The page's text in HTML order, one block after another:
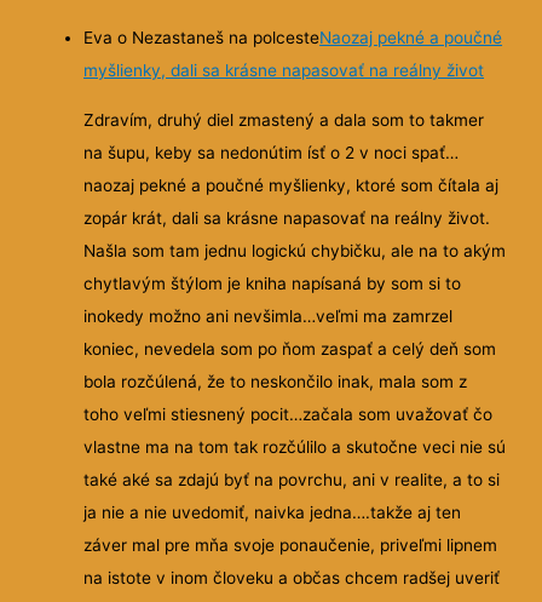
Eva o Nezastaneš na polcesteNaozaj pekné a poučné
myšlienky, dali sa krásne napasovať na reálny život
Zdravím, druhý diel zmastený a dala som to takmer
na šupu, keby sa nedonútim ísť o 2 v noci spať…
naozaj pekné a poučné myšlienky, ktoré som čítala aj
zopár krát, dali sa krásne napasovať na reálny život.
Našla som tam jednu logickú chybičku, ale na to akým
chytlavým štýlom je kniha napísaná by som si to
inokedy možno ani nevšimla…veľmi ma zamrzel
koniec, nevedela som po ňom zaspať a celý deň som
bola rozčúlená, že to neskončilo inak, mala som z
toho veľmi stiesnený pocit…začala som uvažovať čo
vlastne ma na tom tak rozčúlilo a skutočne veci nie sú
také aké sa zdajú byť na povrchu, ani v realite, a to si
ja nie a nie uvedomiť, naivka jedna….takže aj ten
záver mal pre mňa svoje ponaučenie, priveľmi lipnem
na istote v inom človeku a občas chcem radšej uveriť